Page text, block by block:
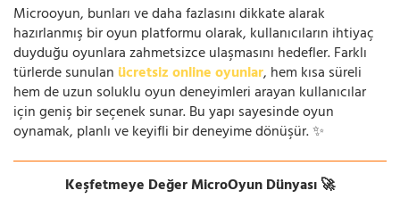
Microoyun, bunları ve daha fazlasını dikkate alarak
hazırlanmış bir oyun platformu olarak, kullanıcıların ihtiyaç
duyduğu oyunlara zahmetsizce ulaşmasını hedefler. Farklı
türlerde sunulan ücretsiz online oyunlar, hem kısa süreli
hem de uzun soluklu oyun deneyimleri arayan kullanıcılar
için geniş bir seçenek sunar. Bu yapı sayesinde oyun
oynamak, planlı ve keyifli bir deneyime dönüşür. ✨
Keşfetmeye Değer MicroOyun Dünyası 🚀